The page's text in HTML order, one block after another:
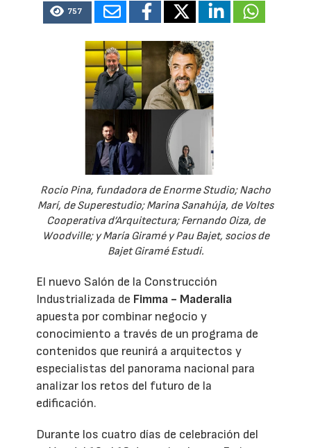
757
Rocío Pina, fundadora de Enorme Studio; Nacho
Marí, de Superestudio; Marina Sanahúja, de Voltes
Cooperativa d’Arquitectura; Fernando Oiza, de
Woodville; y María Giramé y Pau Bajet, socios de
Bajet Giramé Estudi.
El nuevo Salón de la Construcción
Industrializada de Fimma - Maderalia
apuesta por combinar negocio y
conocimiento a través de un programa de
contenidos que reunirá a arquitectos y
especialistas del panorama nacional para
analizar los retos del futuro de la
edificación.
Durante los cuatro días de celebración del